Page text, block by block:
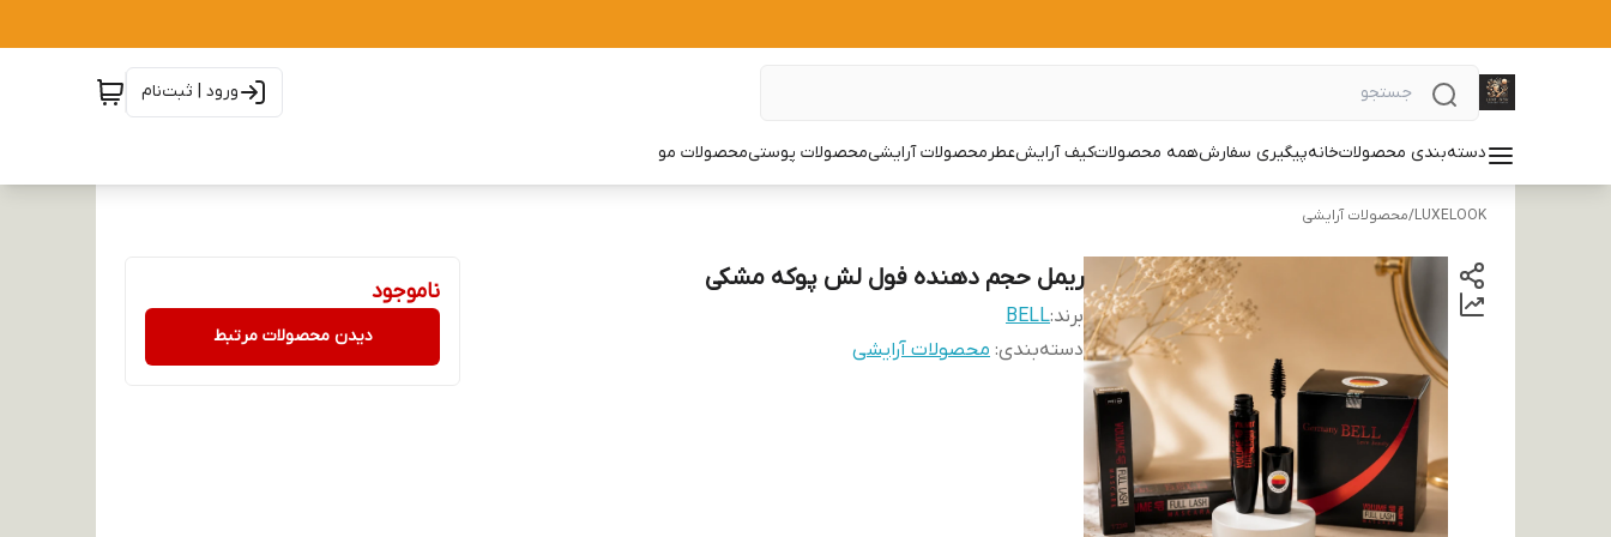
ورود | ثبت‌نام
دسته‌بندی محصولاتخانهپیگیری سفارشهمه محصولاتکیف آرایشعطرمحصولات آرایشیمحصولات پوستیمحصولات مو
LUXELOOK
/محصولات آرایشی
ریمل حجم دهنده فول لش پوکه مشکی
برند:BELL
دسته‌بندی: محصولات آرایشی
ناموجود
دیدن محصولات مرتبط